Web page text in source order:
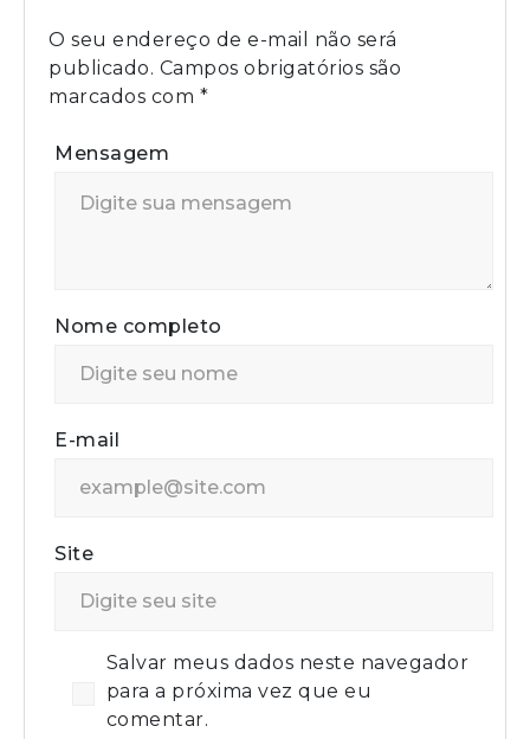
O seu endereço de e-mail não será
publicado. Campos obrigatórios são
marcados com *
Mensagem
Nome completo
E-mail
Site
Salvar meus dados neste navegador
para a próxima vez que eu
comentar.